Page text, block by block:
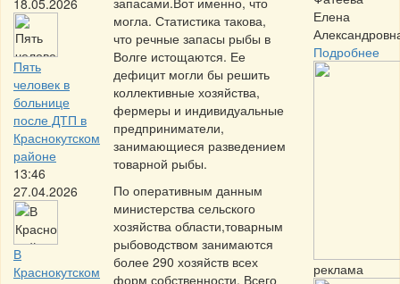
18.05.2026
Пять
человек в
больнице
после ДТП в
Краснокутском
районе
13:46
27.04.2026
В
Краснокутском
могла. Статистика такова,
что речные запасы рыбы в
Волге истощаются. Ее
дефицит могли бы решить
коллективные хозяйства,
фермеры и индивидуальные
предприниматели,
занимающиеся разведением
товарной рыбы.
По оперативным данным
министерства сельского
хозяйства области,товарным
рыбоводством занимаются
более 290 хозяйств всех
форм собственности. Всего
Елена
Подробнее
реклама